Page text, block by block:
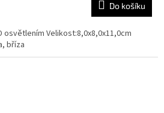
Do košíku
osvětlením Velikost:8,0x8,0x11,0cm
bříza